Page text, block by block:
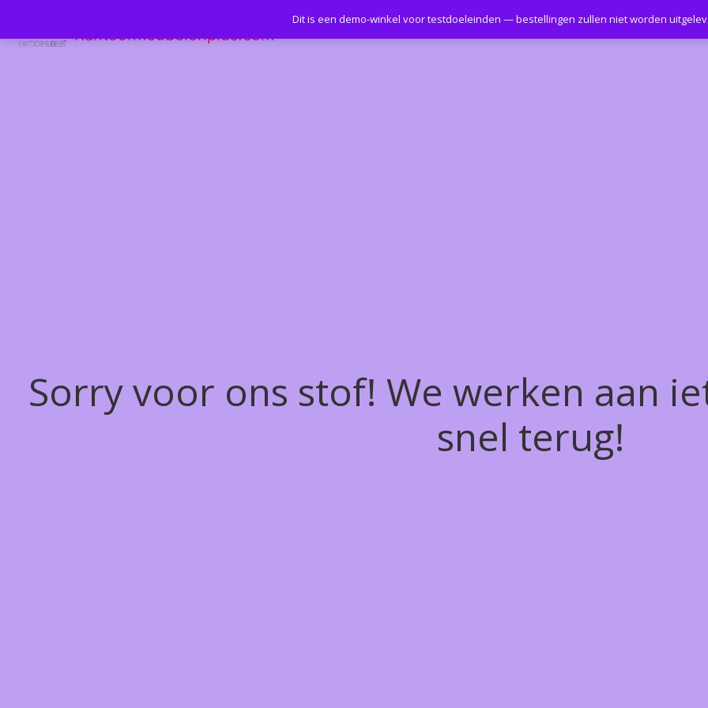
Kantoormeubelenplus.com
Sorry voor ons stof! We werken aan
snel terug!
Dit is een demo-winkel voor testdoeleinden — bestellingen zullen niet worden